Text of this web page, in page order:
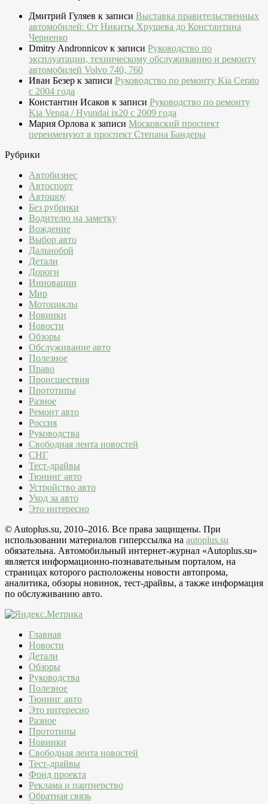
Дмитрий Гуляев к записи Выставка правительственных
автомобилей: От Никиты Хрущева до Константина
Черненко
Dmitry Andronnicov к записи Руководство по
эксплуатации, техническому обслуживанию и ремонту
автомобилей Volvo 740, 760
Иван Безер к записи Руководство по ремонту Kia Cerato
c 2004 года
Константин Исаков к записи Руководство по ремонту
Kia Venga / Hyundai ix20 c 2009 года
Мария Орлова к записи Московский проспект
переименуют в проспект Степана Бандеры
Рубрики
Автобизнес
Автоспорт
Автошоу
Без рубрики
Водителю на заметку
Вождение
Выбор авто
Дальнобой
Детали
Дороги
Инновации
Мир
Мотоциклы
Новинки
Новости
Обзоры
Обслуживание авто
Полезное
Право
Происшествия
Прототипы
Разное
Ремонт авто
Россия
Руководства
Свободная лента новостей
СНГ
Тест-драйвы
Тюнинг авто
Устройство авто
Уход за авто
Это интересно
© Autoplus.su, 2010–2016. Все права защищены. При
использовании материалов гиперссылка на autoplus.su
обязательна. Автомобильный интернет-журнал «Autoplus.su»
является информационно-познавательным порталом, на
страницах которого расположены новости автопрома,
аналитика, обзоры новинок, тест-драйвы, а также информация
по обслуживанию авто.
Главная
Новости
Детали
Обзоры
Руководства
Полезное
Тюнинг авто
Это интересно
Разное
Прототипы
Новинки
Свободная лента новостей
Тест-драйвы
Фонд проекта
Реклама и партнерство
Обратная связь